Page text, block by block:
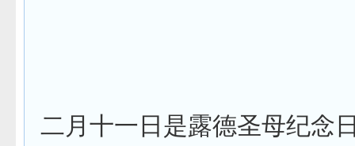
二月十一日是露德圣母纪念